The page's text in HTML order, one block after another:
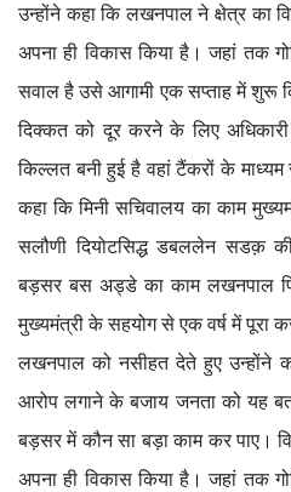
उन्होंने कहा कि लखनपाल ने क्षेत्र
अपना ही विकास किया है। जहां तक
सवाल है उसे आगामी एक सप्ताह में शुरू
दिक्कत को दूर करने के लिए
किल्लत बनी हुई है वहां टैंकरों के माध्यम
कहा कि मिनी सचिवालय का काम
सलौणी दियोटसिद्ध डबललेन सडक़
बड़सर बस अड्डे का काम लखनपाल
मुख्यमंत्री के सहयोग से एक वर्ष में पूरा
लखनपाल को नसीहत देते हुए उन्होंने
आरोप लगाने के बजाय जनता को यह
बड़सर में कौन सा बड़ा काम कर
अपना ही विकास किया है। जहां तक